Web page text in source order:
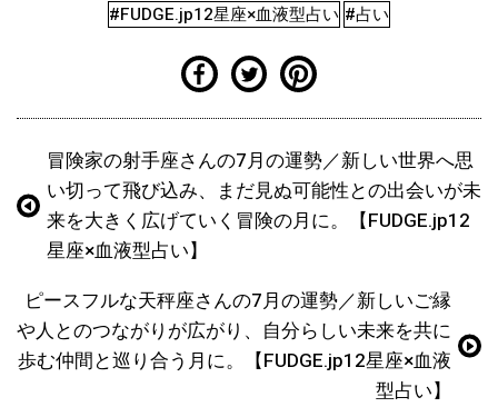
#FUDGE.jp12星座×血液型占い #占い
冒険家の射手座さんの7月の運勢／新しい世界へ思
い切って飛び込み、まだ見ぬ可能性との出会いが未
来を大きく広げていく冒険の月に。【FUDGE.jp12
星座×血液型占い】
ピースフルな天秤座さんの7月の運勢／新しいご縁
や人とのつながりが広がり、自分らしい未来を共に
歩む仲間と巡り合う月に。【FUDGE.jp12星座×血液
型占い】